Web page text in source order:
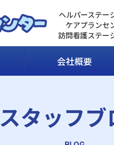
ヘルパーステー
ケアプランセ
訪問看護ステー
会社概要
スタッフブ